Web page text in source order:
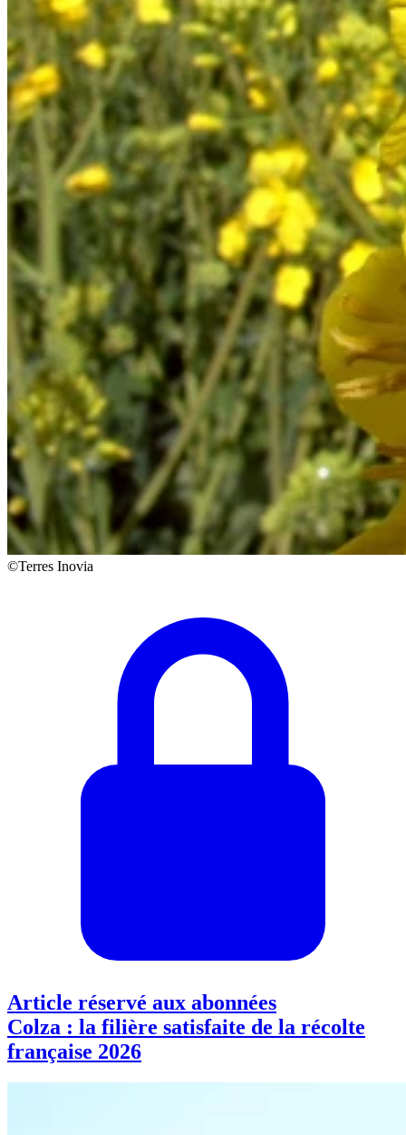
©Terres Inovia
Article réservé aux abonnées
Colza : la filière satisfaite de la récolte
française 2026